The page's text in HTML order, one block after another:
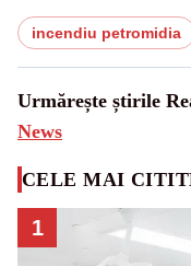
incendiu petromidia
Urmărește știrile
News
CELE MAI
1